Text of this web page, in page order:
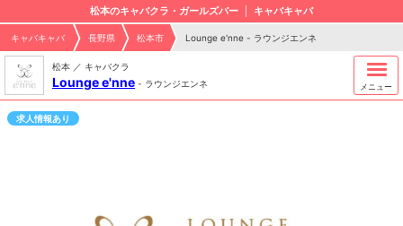
松本のキャバクラ・ガールズバー キャバキャバ
キャバキャバ 長野県 松本市 Lounge e'nne - ラウンジエンネ
松本 ／ キャバクラ
Lounge e'nne - ラウンジエンネ メニュー
求人情報あり